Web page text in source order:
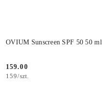
OVIUM Sunscreen SPF 50 50 ml
Cena:
159.00
159/szt.